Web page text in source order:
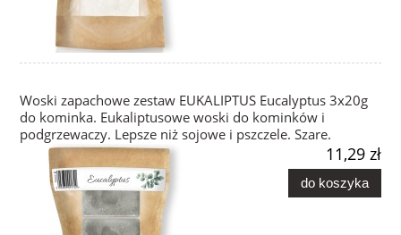
Woski zapachowe zestaw EUKALIPTUS Eucalyptus 3x20g
do kominka. Eukaliptusowe woski do kominków i
podgrzewaczy. Lepsze niż sojowe i pszczele. Szare.
11,29 zł
do koszyka